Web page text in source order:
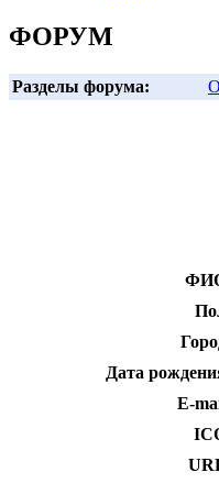
ФОРУМ
Разделы форума:
Дата
E-